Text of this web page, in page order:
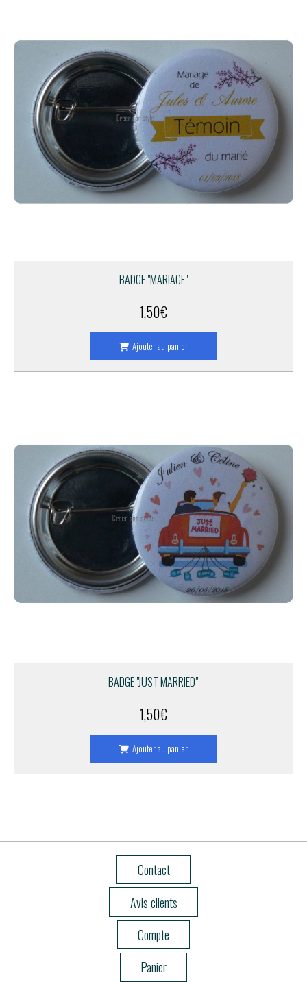
BADGE "MARIAGE"
1,50€
Ajouter au panier
BADGE "JUST MARRIED"
1,50€
Ajouter au panier
Contact
Avis clients
Compte
Panier